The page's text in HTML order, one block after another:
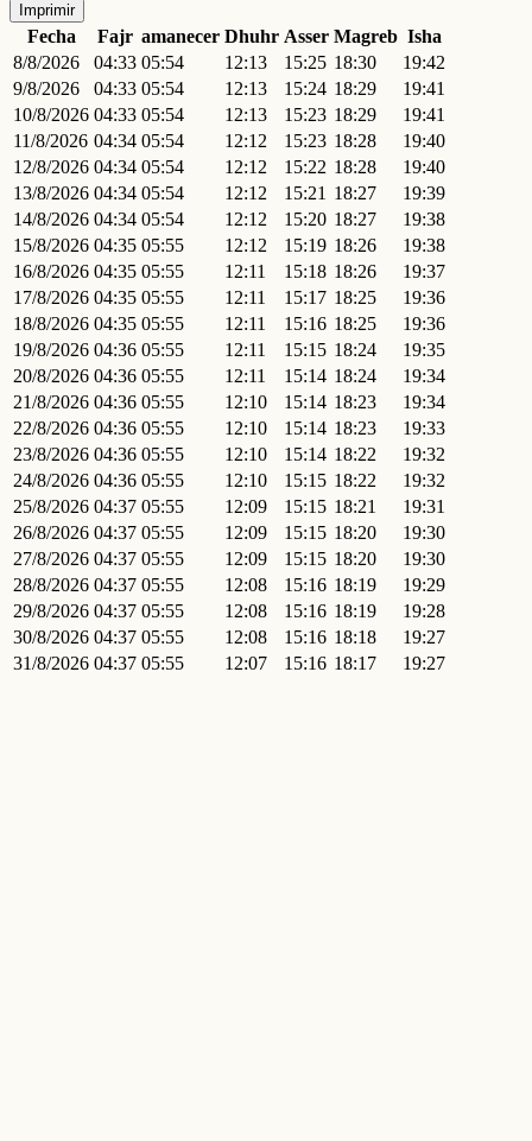
Imprimir
Fecha Fajr amanecer Dhuhr Asser Magreb Isha
8/8/2026
04:33 05:54 12:13 15:25 18:30
19:42
9/8/2026
04:33 05:54 12:13 15:24 18:29
19:41
10/8/2026 04:33 05:54 12:13 15:23 18:29
19:41
11/8/2026 04:34 05:54 12:12 15:23 18:28
19:40
12/8/2026 04:34 05:54 12:12 15:22 18:28
19:40
13/8/2026 04:34 05:54 12:12 15:21 18:27
19:39
14/8/2026 04:34 05:54 12:12 15:20 18:27
19:38
15/8/2026 04:35 05:55 12:12 15:19 18:26
19:38
16/8/2026 04:35 05:55 12:11 15:18 18:26
19:37
17/8/2026 04:35 05:55 12:11 15:17 18:25
19:36
18/8/2026 04:35 05:55 12:11 15:16 18:25
19:36
19/8/2026 04:36 05:55 12:11 15:15 18:24
19:35
20/8/2026 04:36 05:55 12:11 15:14 18:24
19:34
21/8/2026 04:36 05:55 12:10 15:14 18:23
19:34
22/8/2026 04:36 05:55 12:10 15:14 18:23
19:33
23/8/2026 04:36 05:55 12:10 15:14 18:22
19:32
24/8/2026 04:36 05:55 12:10 15:15 18:22
19:32
25/8/2026 04:37 05:55 12:09 15:15 18:21
19:31
26/8/2026 04:37 05:55 12:09 15:15 18:20
19:30
27/8/2026 04:37 05:55 12:09 15:15 18:20
19:30
28/8/2026 04:37 05:55 12:08 15:16 18:19
19:29
29/8/2026 04:37 05:55 12:08 15:16 18:19
19:28
30/8/2026 04:37 05:55 12:08 15:16 18:18
19:27
31/8/2026 04:37 05:55 12:07 15:16 18:17 19:27